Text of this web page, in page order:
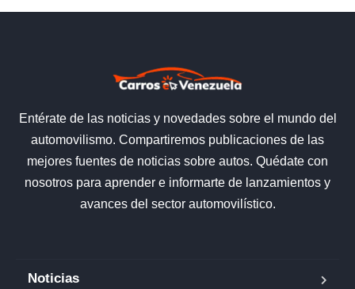
Entérate de las noticias y novedades sobre el mundo del
automovilismo. Compartiremos publicaciones de las
mejores fuentes de noticias sobre autos. Quédate con
nosotros para aprender e informarte de lanzamientos y
avances del sector automovilístico.
Noticias